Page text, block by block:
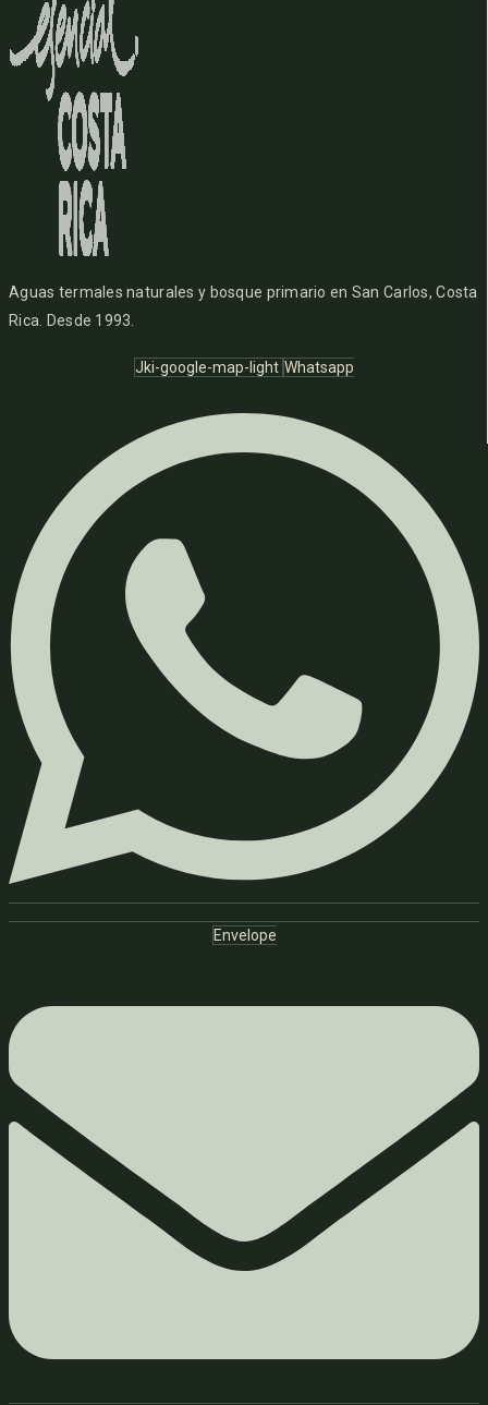
Aguas termales naturales y bosque primario en San Carlos, Costa
Rica. Desde 1993.
Jki-google-map-light Whatsapp
Envelope